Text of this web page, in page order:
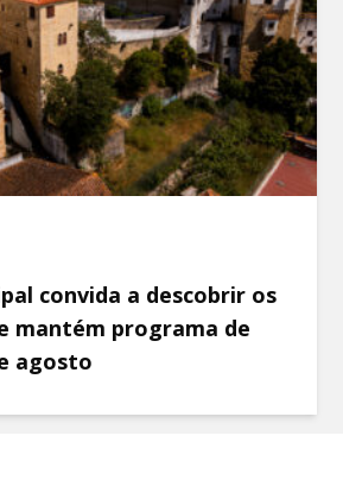
convida a descobrir os
mantém programa de
agosto